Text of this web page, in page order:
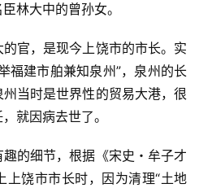
林大中的曾孙女。
官，是现今上饶市的市长。实
福建市舶兼知泉州”，泉州的长
当时是世界性的贸易大港，很
就因病去世了。
的细节，根据《宋史・牟子才
上饶市市长时，因为清理“土地